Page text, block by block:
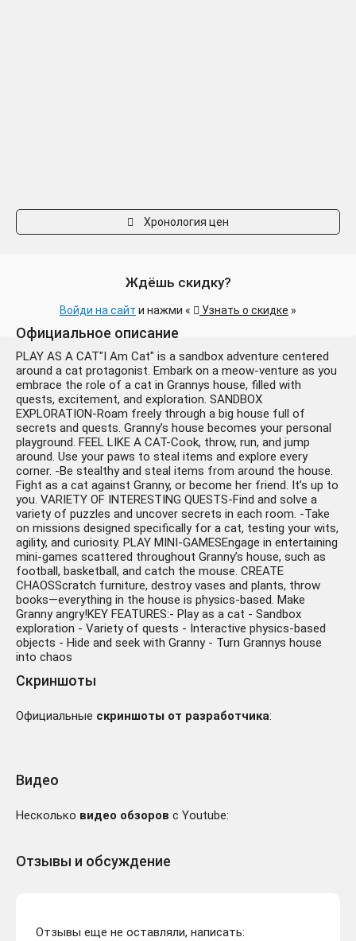
Хронология цен
Ждёшь скидку?
Войди на сайт и нажми « Узнать о скидке »
Официальное описание
PLAY AS A CAT"I Am Cat" is a sandbox adventure centered
around a cat protagonist. Embark on a meow-venture as you
embrace the role of a cat in Grannys house, filled with
quests, excitement, and exploration. SANDBOX
EXPLORATION-Roam freely through a big house full of
secrets and quests. Granny’s house becomes your personal
playground. FEEL LIKE A CAT-Cook, throw, run, and jump
around. Use your paws to steal items and explore every
corner. -Be stealthy and steal items from around the house.
Fight as a cat against Granny, or become her friend. It’s up to
you. VARIETY OF INTERESTING QUESTS-Find and solve a
variety of puzzles and uncover secrets in each room. -Take
on missions designed specifically for a cat, testing your wits,
agility, and curiosity. PLAY MINI-GAMESEngage in entertaining
mini-games scattered throughout Granny’s house, such as
football, basketball, and catch the mouse. CREATE
CHAOSScratch furniture, destroy vases and plants, throw
books—everything in the house is physics-based. Make
Granny angry!KEY FEATURES:- Play as a cat - Sandbox
exploration - Variety of quests - Interactive physics-based
objects - Hide and seek with Granny - Turn Grannys house
into chaos
Скриншоты
Официальные скриншоты от разработчика:
Видео
Несколько видео обзоров с Youtube:
Отзывы и обсуждение
Отзывы еще не оставляли, написать: